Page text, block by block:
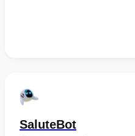
SaluteBot